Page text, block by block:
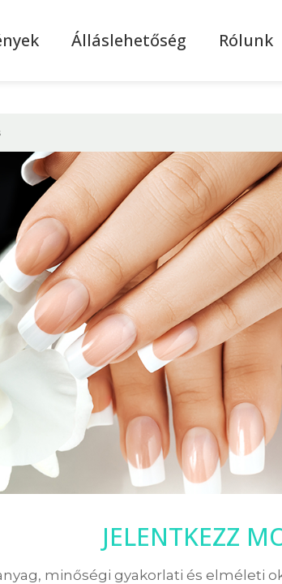
Álláslehetőség Rólunk
JELENTKEZZ
minőségi gyakorlati és elméleti